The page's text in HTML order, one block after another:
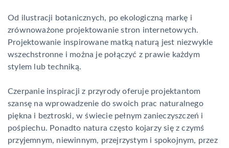
Od ilustracji botanicznych, po ekologiczną markę i
zrównoważone projektowanie stron internetowych.
Projektowanie inspirowane matką naturą jest niezwykle
wszechstronne i można je połączyć z prawie każdym
stylem lub techniką.
Czerpanie inspiracji z przyrody oferuje projektantom
szansę na wprowadzenie do swoich prac naturalnego
piękna i beztroski, w świecie pełnym zanieczyszczeń i
pośpiechu. Ponadto natura często kojarzy się z czymś
przyjemnym, niewinnym, przejrzystym i spokojnym, przez